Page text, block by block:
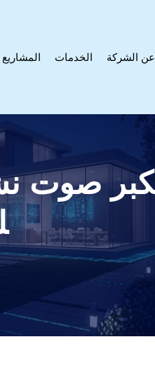
عن الشركة الخدمات المشاريع